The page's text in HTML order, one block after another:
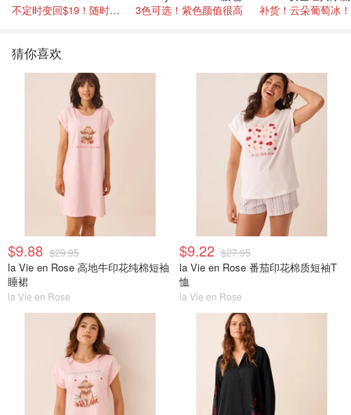
不定时变回$19！随时点进来看
3色可选！紫色颜值很高
补货！云朵葡萄冰！
猜你喜欢
$9.88 $29.95
la Vie en Rose 高地牛印花纯棉短袖
睡裙
la Vie en Rose
$9.22 $27.95
la Vie en Rose 番茄印花棉质短袖T
恤
la Vie en Rose